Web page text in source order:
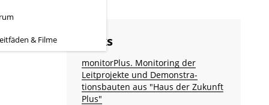
& Filme Links
monitorPlus. Monitoring der
Leitprojekte und Demonstra­
tionsbauten aus "Haus der Zukunft
Plus"